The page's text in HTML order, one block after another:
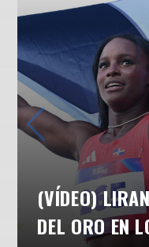
(VÍDEO)
DEL ORO EN